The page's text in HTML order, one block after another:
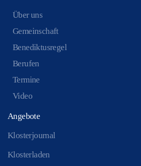
Über uns
Gemeinschaft
Benediktusregel
Berufen
Termine
Video
Angebote
Klosterjournal
Klosterladen